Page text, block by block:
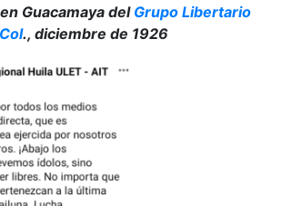
Guacamaya del Grupo Libertario
., diciembre de 1926